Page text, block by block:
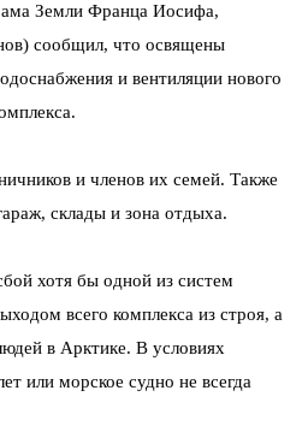
Земли Франца Иосифа,
сообщил, что освящены
и вентиляции нового
и членов их семей. Также
склады и зона отдыха.
хотя бы одной из систем
всего комплекса из строя, а
в Арктике. В условиях
или морское судно не всегда